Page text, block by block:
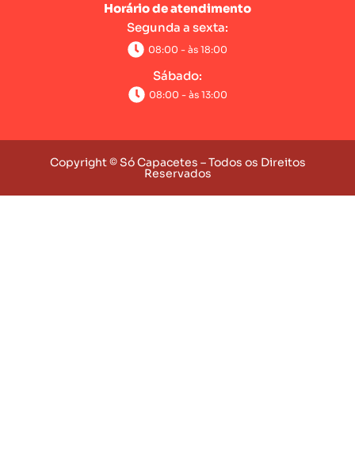
Horário de atendimento
Segunda a sexta:
08:00 - às 18:00
Sábado:
08:00 - às 13:00
Copyright © Só Capacetes – Todos os Direitos
Reservados